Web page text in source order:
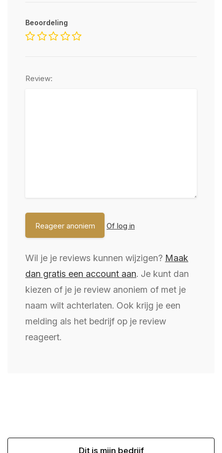
Beoordeling
Review:
Of log in
Wil je je reviews kunnen wijzigen? Maak
dan gratis een account aan. Je kunt dan
kiezen of je je review anoniem of met je
naam wilt achterlaten. Ook krijg je een
melding als het bedrijf op je review
reageert.
Dit is mijn bedrijf